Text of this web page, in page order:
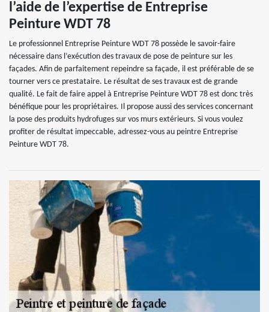
l’aide de l’expertise de Entreprise
Peinture WDT 78
Le professionnel Entreprise Peinture WDT 78 possède le savoir-faire
nécessaire dans l’exécution des travaux de pose de peinture sur les
façades. Afin de parfaitement repeindre sa façade, il est préférable de se
tourner vers ce prestataire. Le résultat de ses travaux est de grande
qualité. Le fait de faire appel à Entreprise Peinture WDT 78 est donc très
bénéfique pour les propriétaires. Il propose aussi des services concernant
la pose des produits hydrofuges sur vos murs extérieurs. Si vous voulez
profiter de résultat impeccable, adressez-vous au peintre Entreprise
Peinture WDT 78.